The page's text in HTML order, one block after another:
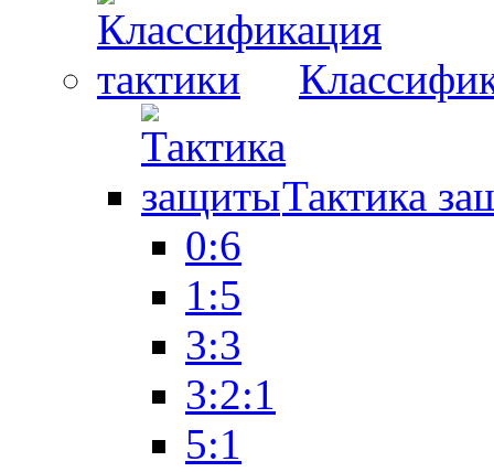
Тактика
0:6
1:5
3:3
3:2:1
5:1